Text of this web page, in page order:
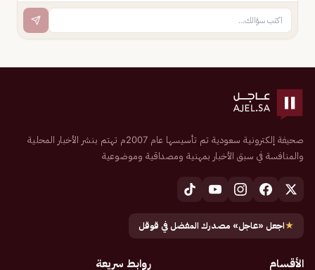
صحيفة إلكترونية سعودية تم تأسيسها عام 2007م تهتم بنشر الأخبار المحلية
والمنافسة في سبق الأخبار بمهنية ومصداقية وموضوعية
★اجعل «عاجل» مصدرك المفضل في قوقل
الأقسام روابط سريعة